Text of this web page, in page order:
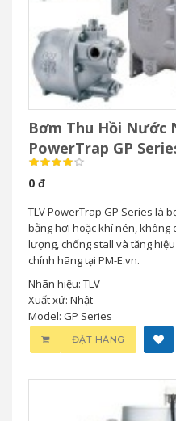
Bơm Thu Hồi Nước
PowerTrap GP
Bản
0 đ
TLV PowerTrap GP Series là
bằng hơi hoặc khí nén, không
lượng, chống stall và tăng
chính hãng tại PM-E.vn.
Nhãn hiệu: TLV
Xuất xứ: Nhật
Model: GP Series
ĐẶT HÀNG